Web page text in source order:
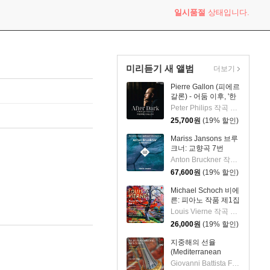
일시품절 상태입니다.
미리듣기 새 앨범
Pierre Gallon (피에르
갈론) - 어둠 이후, '한
밤의 판타지아' (After
Dark, 'A Midnight
Fantasia')
Peter Philips 작곡 외 6명
25,700원 (19% 할인)
Mariss Jansons 브루
크너: 교향곡 7번
(Bruckner:
Symphony No.7)
[2LP]
Anton Bruckner 작곡 외 2명
67,600원 (19% 할인)
Michael Schoch 비에
른: 피아노 작품 제1집
(Vierne: Piano Works
Vol. 1) [SACD
Hybrid]
Louis Vierne 작곡 외 1명
26,000원 (19% 할인)
지중해의 선율
(Mediterranean
Melodies) [SACD
Giovanni Battista Fontana 작곡 외 5명
더보기